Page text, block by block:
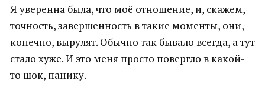
Я уверенна была, что моё отношение, и, скажем,
точность, завершенность в такие моменты, они,
конечно, вырулят. Обычно так бывало всегда, а тут
стало хуже. И это меня просто повергло в какой-
то шок, панику.